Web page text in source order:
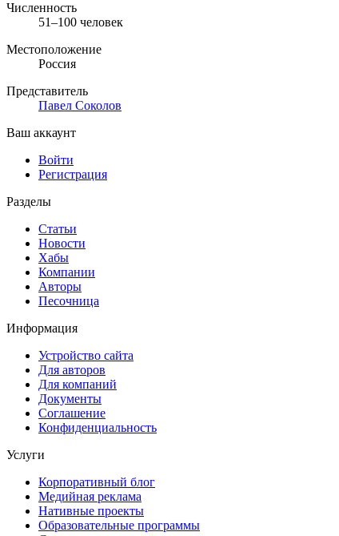
Численность
51–100 человек
Местоположение
Россия
Представитель
Павел Соколов
Ваш аккаунт
Войти
Регистрация
Разделы
Статьи
Новости
Хабы
Компании
Авторы
Песочница
Информация
Устройство сайта
Для авторов
Для компаний
Документы
Соглашение
Конфиденциальность
Услуги
Корпоративный блог
Медийная реклама
Нативные проекты
Образовательные программы